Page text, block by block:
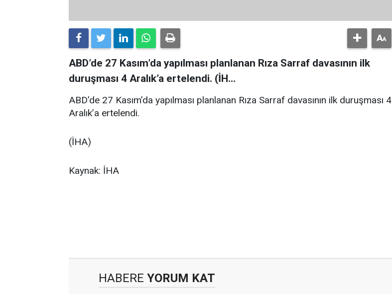
ABD’de 27 Kasım’da yapılması planlanan Rıza Sarraf davasının ilk
duruşması 4 Aralık’a ertelendi. (İH...
ABD’de 27 Kasım’da yapılması planlanan Rıza Sarraf davasının ilk duruşması 4
Aralık’a ertelendi.
(İHA)
Kaynak: İHA
HABERE YORUM KAT